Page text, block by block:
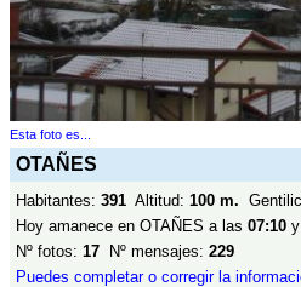
Esta foto es...
OTAÑES
Habitantes: 391 Altitud: 100 m.
Hoy amanece en OTAÑES a las 07:10
Nº fotos: 17 Nº mensajes: 229
Puedes completar o corregir la